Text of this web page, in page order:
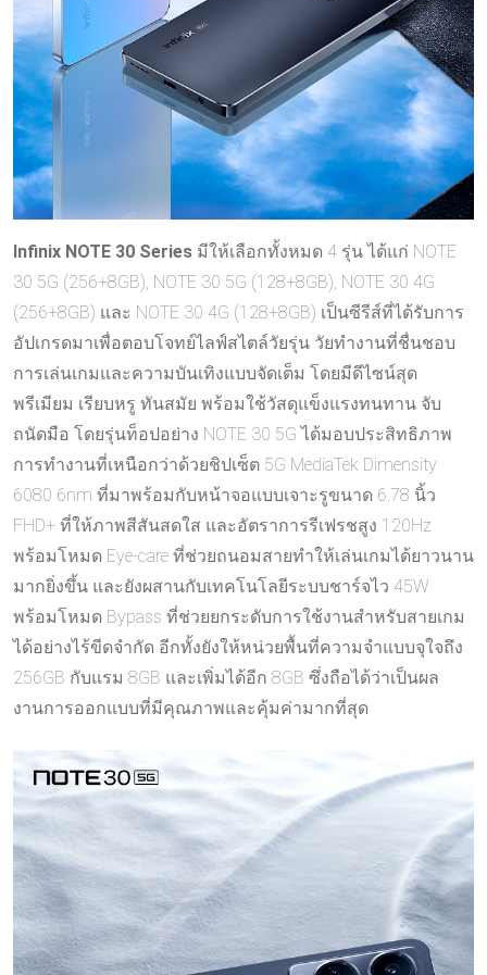
Infinix NOTE 30 Series มีให้เลือกทั้งหมด 4 รุ่น ได้แก่ NOTE
30 5G (256+8GB), NOTE 30 5G (128+8GB), NOTE 30 4G
(256+8GB) และ NOTE 30 4G (128+8GB) เป็นซีรีส์ที่ได้รับการ
อัปเกรดมาเพื่อตอบโจทย์ไลฟ์สไตล์วัยรุ่น วัยทำงานที่ชื่นชอบ
การเล่นเกมและความบันเทิงแบบจัดเต็ม โดยมีดีไซน์สุด
พรีเมียม เรียบหรู ทันสมัย พร้อมใช้วัสดุแข็งแรงทนทาน จับ
ถนัดมือ โดยรุ่นท็อปอย่าง NOTE 30 5G ได้มอบประสิทธิภาพ
การทำงานที่เหนือกว่าด้วยชิปเซ็ต 5G MediaTek Dimensity
6080 6nm ที่มาพร้อมกับหน้าจอแบบเจาะรูขนาด 6.78 นิ้ว
FHD+ ที่ให้ภาพสีสันสดใส และอัตราการรีเฟรชสูง 120Hz
พร้อมโหมด Eye-care ที่ช่วยถนอมสายทำให้เล่นเกมได้ยาวนาน
มากยิ่งขึ้น และยังผสานกับเทคโนโลยีระบบชาร์จไว 45W
พร้อมโหมด Bypass ที่ช่วยยกระดับการใช้งานสำหรับสายเกม
ได้อย่างไร้ขีดจำกัด อีกทั้งยังให้หน่วยพื้นที่ความจำแบบจุใจถึง
256GB กับแรม 8GB และเพิ่มได้อีก 8GB ซึ่งถือได้ว่าเป็นผล
งานการออกแบบที่มีคุณภาพและคุ้มค่ามากที่สุด